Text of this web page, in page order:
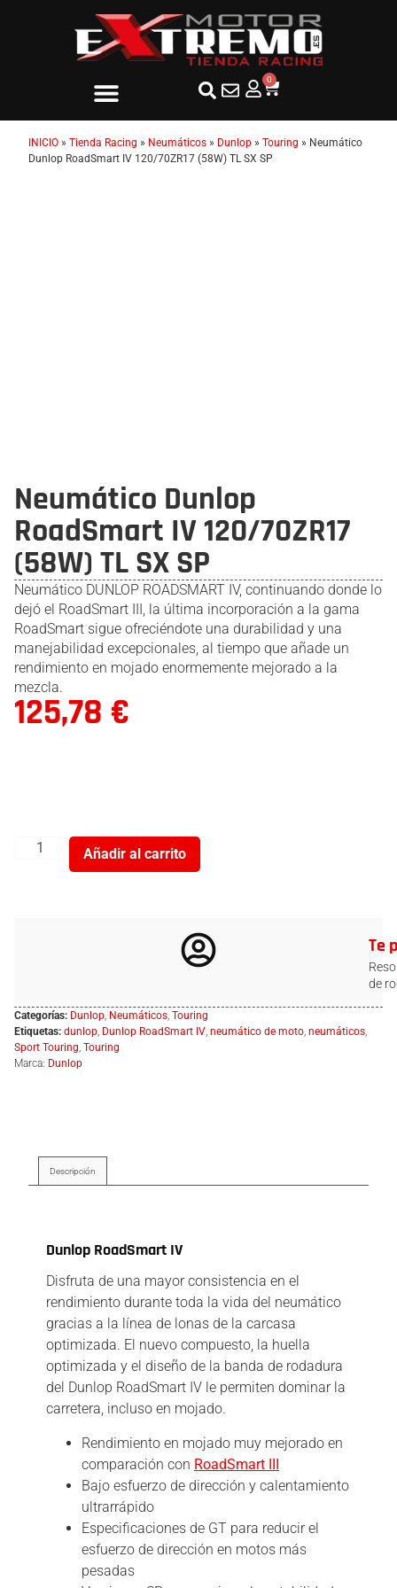
0
INICIO » Tienda Racing » Neumáticos » Dunlop » Touring » Neumático
Dunlop RoadSmart IV 120/70ZR17 (58W) TL SX SP
Neumático Dunlop
RoadSmart IV 120/70ZR17
(58W) TL SX SP
Neumático DUNLOP ROADSMART IV, continuando donde lo
dejó el RoadSmart III, la última incorporación a la gama
RoadSmart sigue ofreciéndote una durabilidad y una
manejabilidad excepcionales, al tiempo que añade un
rendimiento en mojado enormemente mejorado a la
mezcla.
125,78 €
Añadir al carrito
Te
de
Categorías: Dunlop, Neumáticos, Touring
Etiquetas: dunlop, Dunlop RoadSmart IV, neumático de moto, neumáticos,
Sport Touring, Touring
Marca: Dunlop
Descripción
Dunlop RoadSmart IV
Disfruta de una mayor consistencia en el
rendimiento durante toda la vida del neumático
gracias a la línea de lonas de la carcasa
optimizada. El nuevo compuesto, la huella
optimizada y el diseño de la banda de rodadura
del Dunlop RoadSmart IV le permiten dominar la
carretera, incluso en mojado.
Rendimiento en mojado muy mejorado en
comparación con RoadSmart III
Bajo esfuerzo de dirección y calentamiento
ultrarrápido
Especificaciones de GT para reducir el
esfuerzo de dirección en motos más
pesadas